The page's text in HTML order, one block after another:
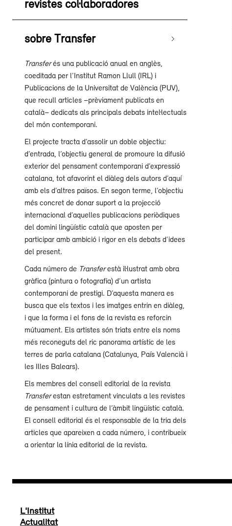
revistes col·laboradores
sobre Transfer
Transferés una publicació anual en anglès,
coeditada per l’Institut Ramon Llull (IRL) i
Publicacions de la Universitat de València (PUV),
que recull articles –prèviament publicats en
català– dedicats als principals debats intel·lectuals
del món contemporani.
El projecte tracta d’assolir un doble objectiu:
d’entrada, l’objectiu general de promoure la difusió
exterior del pensament contemporani d’expressió
catalana, tot afavorint el diàleg dels autors d’aquí
amb els d’altres països. En segon terme, l’objectiu
més concret de donar suport a la projecció
internacional d’aquelles publicacions periòdiques
del domini lingüístic català que aposten per
participar amb ambició i rigor en els debats d’idees
del present.
Cada número de Transferestà il·lustrat amb obra
gràfica (pintura o fotografia) d’un artista
contemporani de prestigi. D’aquesta manera es
busca que els textos i les imatges entrin en diàleg,
i que la forma i el fons de la revista es reforcin
mútuament. Els artistes són triats entre els noms
més reconeguts del ric panorama artístic de les
terres de parla catalana (Catalunya, País Valencià i
les Illes Balears).
Els membres del consell editorial de la revista
Transferestan estretament vinculats a les revistes
de pensament i cultura de l’àmbit lingüístic català.
El consell editorial és el responsable de la tria dels
articles que apareixen a cada número, i contribueix
a orientar la línia editorial de la revista.
L'Institut
Actualitat